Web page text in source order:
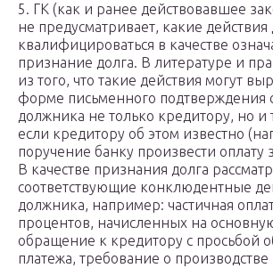
5. ГК (как и ранее действовавшее
не предусматривает, какие
квалифицироваться в качестве
признание долга. В литературе и
из того, что такие действия могут
форме письменного подтверждения
должника не только кредитору, но и
если кредитору об этом известно
поручение банку произвести оплату
В качестве признания долга
соответствующие конклюдентные
должника, например: частичная
процентов, начисленных на
обращение к кредитору с просьбой
платежа, требование о производстве